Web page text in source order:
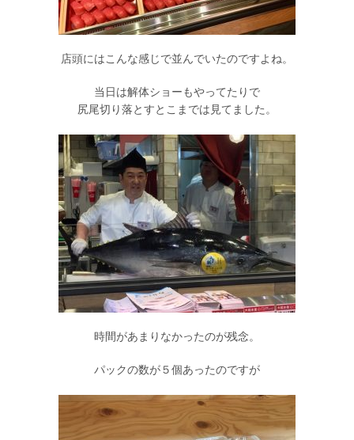
店頭にはこんな感じで並んでいたのですよね。
当日は解体ショーもやってたりで
尻尾切り落とすとこまでは見てました。
時間があまりなかったのが残念。
パックの数が５個あったのですが